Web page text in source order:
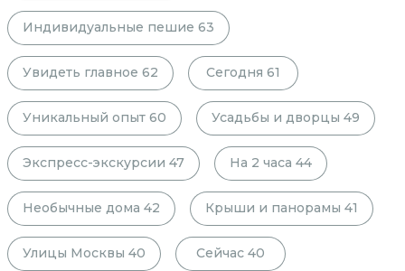
Индивидуальные пешие 63
Увидеть главное 62 Сегодня 61
Уникальный опыт 60 Усадьбы и дворцы 49
Экспресс-экскурсии 47 На 2 часа 44
Необычные дома 42 Крыши и панорамы 41
Улицы Москвы 40 Сейчас 40